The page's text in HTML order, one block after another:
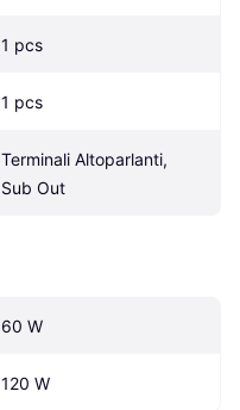
1 pcs
1 pcs
Terminali Altoparlanti,
Sub Out
60 W
120 W